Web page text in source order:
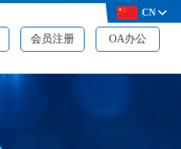
会员注册 OA办公
CN